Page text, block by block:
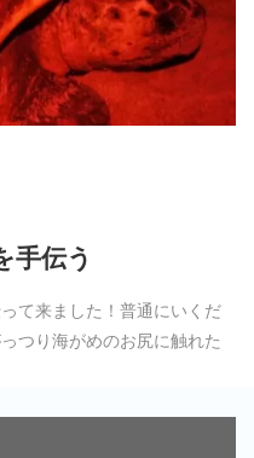
手伝う
て来ました！普通にいくだ
つり海がめのお尻に触れた